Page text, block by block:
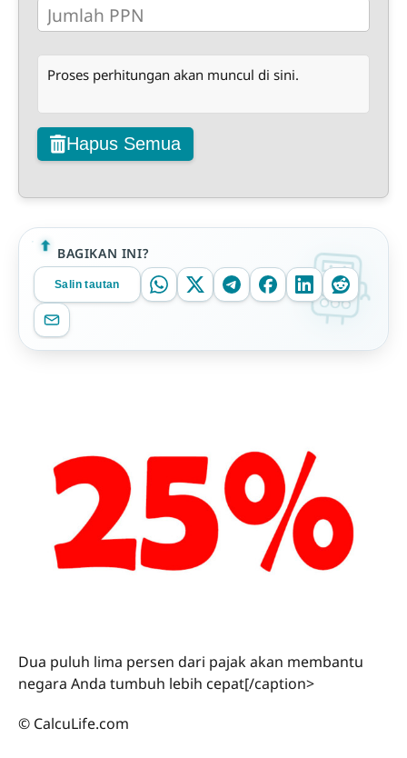
Proses perhitungan akan muncul di sini.
Hapus Semua
BAGIKAN INI?
Salin tautan
Dua puluh lima persen dari pajak akan membantu
negara Anda tumbuh lebih cepat[/caption>
© CalcuLife.com